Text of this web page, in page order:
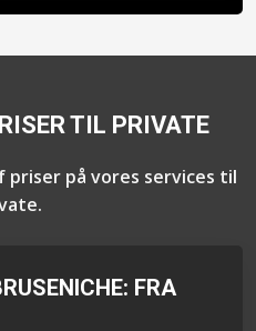
TIL PRIVATE
priser på vores services til
FRA